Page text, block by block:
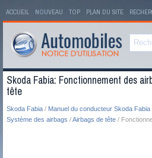
ACCUEIL NOUVEAU TOP PLAN DU SITE
Skoda Fabia: Fonctionnement des
tête
Skoda Fabia / Manuel du conducteur Skoda Fabia
Système des airbags /Airbags de tête /